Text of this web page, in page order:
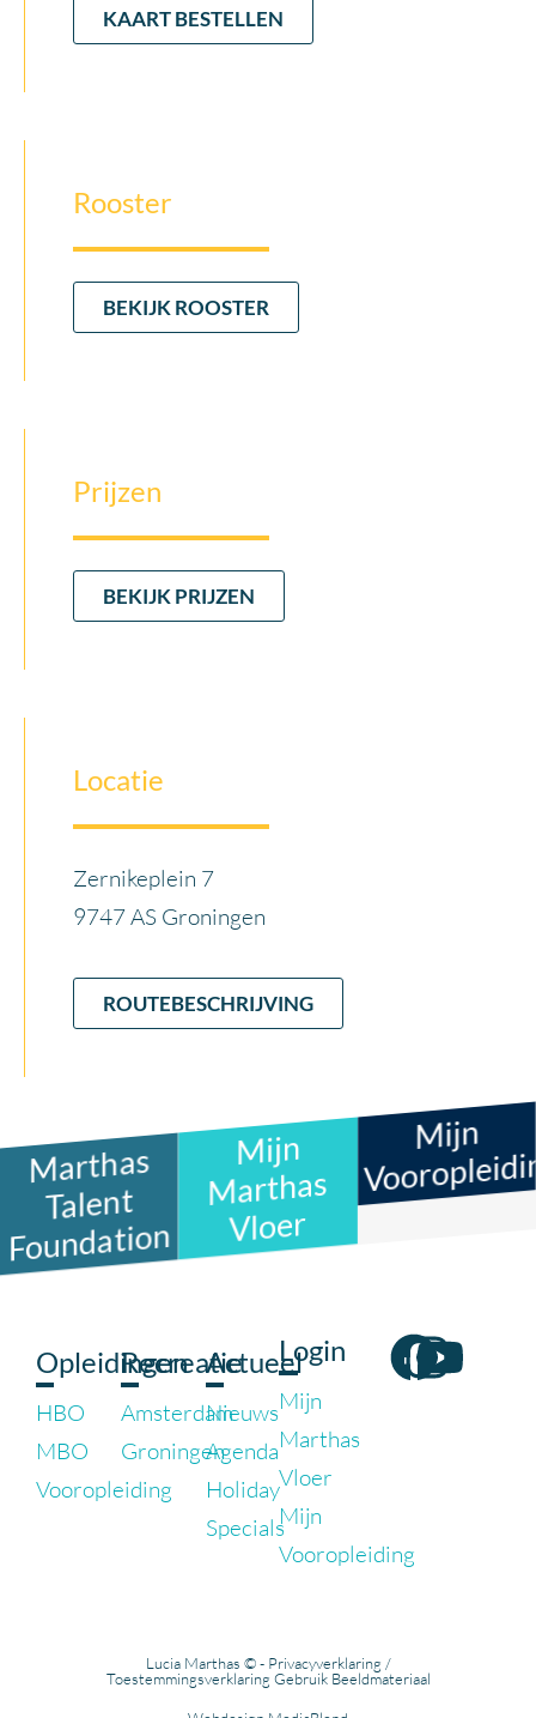
KAART BESTELLEN
Rooster
BEKIJK ROOSTER
Prijzen
BEKIJK PRIJZEN
Locatie
Zernikeplein 7
9747 AS Groningen
ROUTEBESCHRIJVING
Marthas
Talent
Foundation
Mijn
Marthas
Vloer
Mijn
Opleidingen
HBO
MBO
Vooropleiding
Recreatie
Amsterdam
Groningen
Actueel
Nieuws
Agenda
Holiday
Specials
Login
Mijn
Marthas
Vloer
Mijn
Vooropleiding
Lucia Marthas © - Privacyverklaring /
Toestemmingsverklaring Gebruik Beeldmateriaal